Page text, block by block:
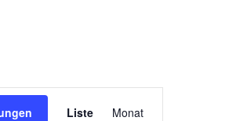
Liste Monat